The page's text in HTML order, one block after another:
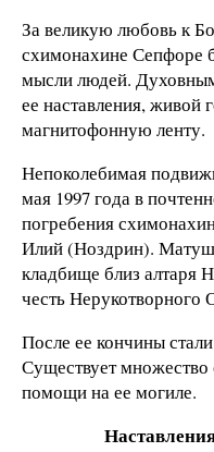
За великую любовь к
схимонахине Сепфоре
мысли людей.
ее наставления, живой
магнитофонную ленту.
Непоколебимая
мая 1997 года в
погребения
Илий (Ноздрин).
кладбище близ алтаря
честь Нерукотворного
После ее кончины
Существует множество
помощи на ее могиле.